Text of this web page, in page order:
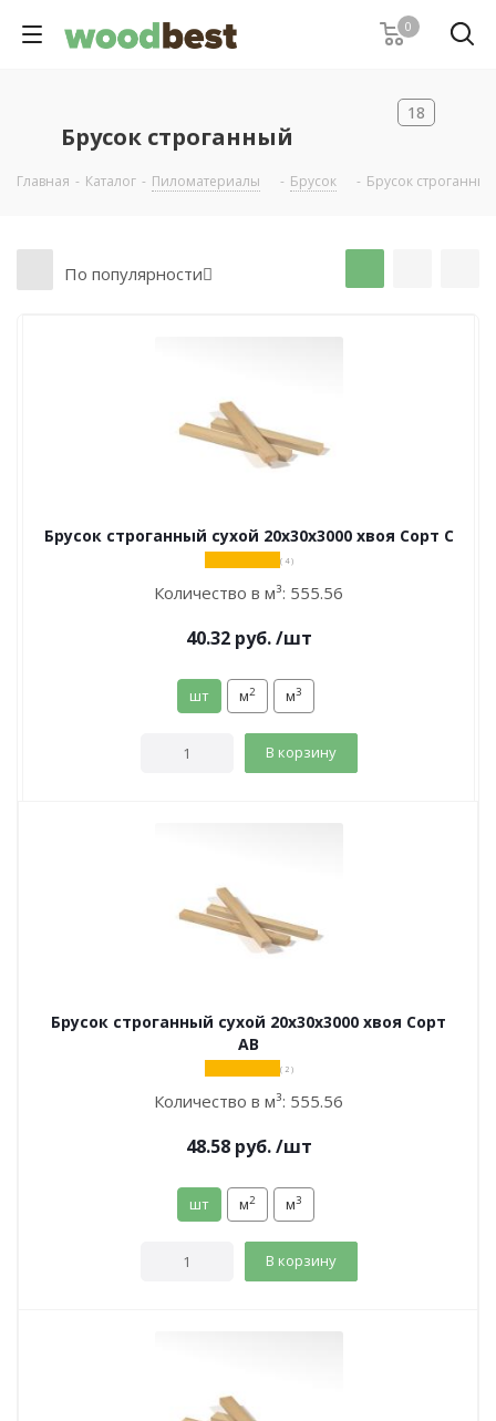
0
Брусок строганный
18
Главная - Каталог - Пиломатериалы - Брусок - Брусок строганный
По популярности
Брусок строганный сухой 20х30х3000 хвоя Сорт С
( 4 )
Количество в м³: 555.56
40.32руб. /шт
шт м2 м3
В корзину
Брусок строганный сухой 20х30х3000 хвоя Сорт
АВ
( 2 )
Количество в м³: 555.56
48.58руб. /шт
шт м2 м3
В корзину